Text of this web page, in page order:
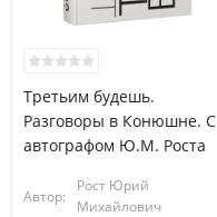
Третьим будешь.
Разговоры в Конюшне. С
автографом Ю.М. Роста
Автор:
Рост Юрий
Михайлович